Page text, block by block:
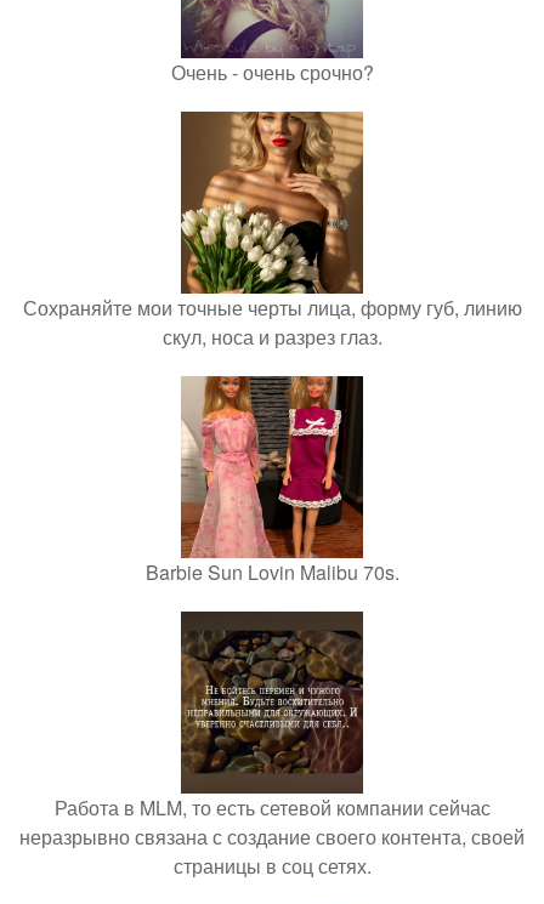
Очень - очень срочно?
Сохраняйте мои точные черты лица, форму губ, линию
скул, носа и разрез глаз.
Barbie Sun Lovin Malibu 70s.
Работа в MLM, то есть сетевой компании сейчас
неразрывно связана с создание своего контента, своей
страницы в соц сетях.